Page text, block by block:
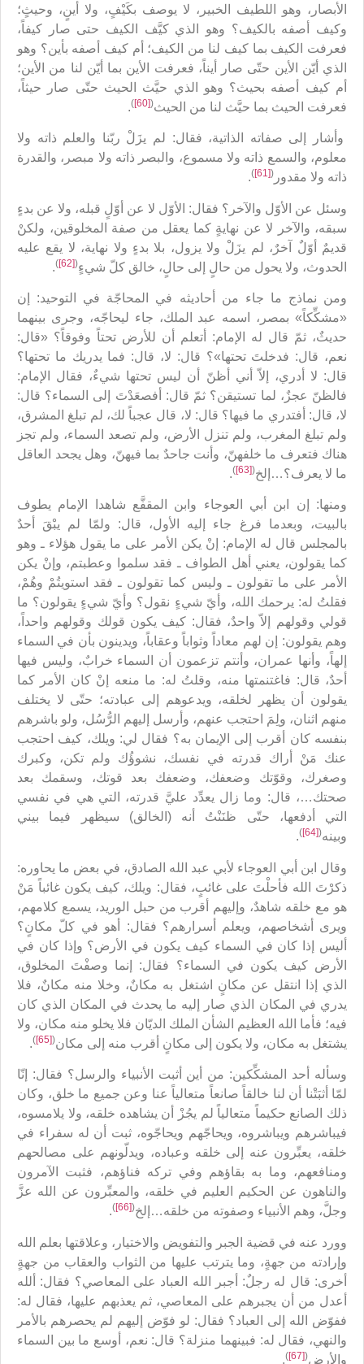
الأبصار، وهو اللطيف الخبير، لا يوصف بكَيْفٍ، ولا أينٍ، وحيثٍ؛
وكيف أصفه بالكيف؟ وهو الذي كيَّف الكيف حتى صار كيفاً،
فعرفت الكيف بما كيف لنا من الكيف؛ أم كيف أصفه بأين؟ وهو
الذي أيّن الأين حتّى صار أيناً، فعرفت الأين بما أيّن لنا من الأين؛
أم كيف أصفه بحيث؟ وهو الذي حيَّث الحيث حتّى صار حيثاً،
فعرفت الحيث بما حيَّث لنا من الحيث(
[60]
)
.
وأشار إلى صفاته الذاتية، فقال: لم يزَلْ ربّنا والعلم ذاته ولا
معلوم، والسمع ذاته ولا مسموع، والبصر ذاته ولا مبصر، والقدرة
ذاته ولا مقدور (
[61]
)
.
وسئل عن الأوّل والآخر؟ فقال: الأوّل لا عن أوّلٍ قبله، ولا عن بدءٍ
سبقه، والآخر لا عن نهايةٍ كما يعقل من صفة المخلوقين، ولكنْ
قديمٌ أوّلٌ آخرٌ، لم يزَلْ ولا يزول، بلا بدءٍ ولا نهاية، لا يقع عليه
الحدوث، ولا يحول من حالٍ إلى حالٍ، خالق كلّ شيءٍ(
[62]
)
.
ومن نماذج ما جاء من أحاديثه في المحاجّة في التوحيد: إن
«مشكِّكاً» بمصر، اسمه عبد الملك، جاء ليحاجّه، وجرى بينهما
حديثٌ، ثمّ قال له الإمام: أتعلم أن للأرض تحتاً وفوقاً؟ «قال:
نعم، قال: فدخلتَ تحتها»؟ قال: لا، قال: فما يدريك ما تحتها؟
قال: لا أدري، إلاّ أني أظنّ أن ليس تحتها شيءٌ، فقال الإمام:
فالظنّ عجزٌ، لما تستيقن؟ ثمّ قال: أفصعَدْتَ إلى السماء؟ قال:
لا، قال: أفتدري ما فيها؟ قال: لا، قال عجباً لك، لم تبلغ المشرق،
ولم تبلغ المغرب، ولم تنزل الأرض، ولم تصعد السماء، ولم تجز
هناك فتعرف ما خلفهنّ، وأنت جاحدٌ بما فيهنّ، وهل يجحد العاقل
ما لا يعرف؟…إلخ(
[63]
)
.
ومنها: إن ابن أبي العوجاء وابن المقفَّع شاهدا الإمام يطوف
بالبيت، وبعدما فرغ جاء إليه الأول، قال: ولمّا لم يبْقَ أحدٌ
بالمجلس قال له الإمام: إنْ يكن الأمر على ما يقول هؤلاء ـ وهو
كما يقولون، يعني أهل الطواف ـ فقد سلموا وعطبتم، وإنْ يكن
الأمر على ما تقولون ـ وليس كما تقولون ـ فقد استويتُمْ وهُمْ،
فقلتُ له: يرحمك الله، وأيّ شيءٍ نقول؟ وأيّ شيءٍ يقولون؟ ما
قولي وقولهم إلاّ واحدٌ، فقال: كيف يكون قولك وقولهم واحداً،
وهم يقولون: إن لهم معاداً وثواباً وعقاباً، ويدينون بأن في السماء
إلهاً، وأنها عمران، وأنتم تزعمون أن السماء خرابٌ، وليس فيها
أحدٌ، قال: فاغتنمتها منه، وقلتُ له: ما منعه إنْ كان الأمر كما
يقولون أن يظهر لخلقه، ويدعوهم إلى عبادته؛ حتّى لا يختلف
منهم اثنان، ولِمَ احتجب عنهم، وأرسل إليهم الرُّسُل، ولو باشرهم
بنفسه كان أقرب إلى الإيمان به؟ فقال لي: ويلك، كيف احتجب
عنك مَنْ أراك قدرته في نفسك، نشوؤُك ولم تكن، وكبرك
وصغرك، وقوّتك وضعفك، وضعفك بعد قوتك، وسقمك بعد
صحتك…، قال: وما زال يعدِّد عليَّ قدرته، التي هي في نفسي
التي أدفعها، حتّى ظنَنْتُ أنه (الخالق) سيظهر فيما بيني
وبينه(
[64]
)
.
وقال ابن أبي العوجاء لأبي عبد الله الصادق، في بعض ما يحاوره:
ذكرْتَ الله فأحلْتَ على غائبٍ، فقال: ويلك، كيف يكون غائباً مَنْ
هو مع خلقه شاهدٌ، وإليهم أقرب من حبل الوريد، يسمع كلامهم،
ويرى أشخاصهم، ويعلم أسرارهم؟ فقال: أهو في كلّ مكانٍ؟
أليس إذا كان في السماء كيف يكون في الأرض؟ وإذا كان في
الأرض كيف يكون في السماء؟ فقال: إنما وصفْتَ المخلوق،
الذي إذا انتقل عن مكانٍ اشتغل به مكانٌ، وخلا منه مكانٌ، فلا
يدري في المكان الذي صار إليه ما يحدث في المكان الذي كان
فيه؛ فأما الله العظيم الشأن الملك الديّان فلا يخلو منه مكان، ولا
يشتغل به مكان، ولا يكون إلى مكانٍ أقرب منه إلى مكان(
[65]
)
.
وسأله أحد المشكِّكين: من أين أثبت الأنبياء والرسل؟ فقال: إنّا
لمّا أثبَتْنا أن لنا خالقاً صانعاً متعالياً عنا وعن جميع ما خلق، وكان
ذلك الصانع حكيماً متعالياً لم يجُزْ أن يشاهده خلقه، ولا يلامسوه،
فيباشرهم ويباشروه، ويحاجّهم ويحاجّوه، ثبت أن له سفراء في
خلقه، يعبِّرون عنه إلى خلقه وعباده، ويدلّونهم على مصالحهم
ومنافعهم، وما به بقاؤهم وفي تركه فناؤهم، فثبت الآمرون
والناهون عن الحكيم العليم في خلقه، والمعبِّرون عن الله عزَّ
وجلَّ، وهم الأنبياء وصفوته من خلقه…إلخ(
[66]
)
.
وورد عنه في قضية الجبر والتفويض والاختيار، وعلاقتها بعلم الله
وإرادته من جهةٍ، وما يترتب عليها من الثواب والعقاب من جهةٍ
أخرى: قال له رجلٌ: أجبر الله العباد على المعاصي؟ فقال: ألله
أعدل من أن يجبرهم على المعاصي، ثم يعذبهم عليها، فقال له:
ففوّض الله إلى العباد؟ فقال: لو فوّض إليهم لم يحصرهم بالأمر
والنهي، فقال له: فبينهما منزلة؟ قال: نعم، أوسع ما بين السماء
والأرض(
[67]
)
.